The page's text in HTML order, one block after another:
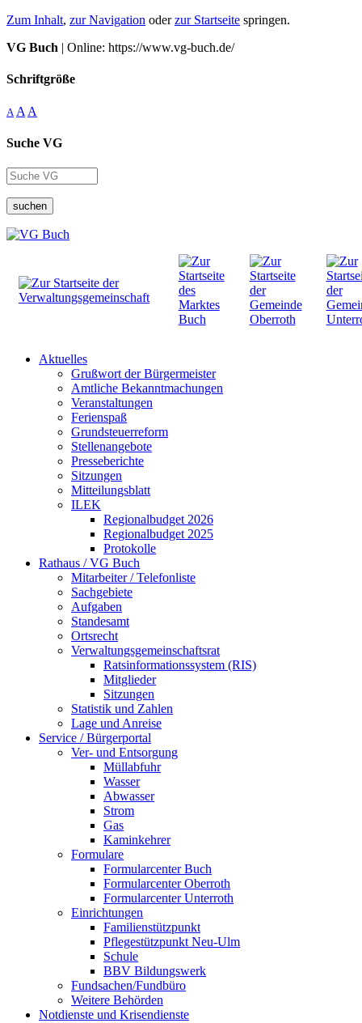
Zum Inhalt, zur Navigation oderzur Startseite springen.
VG Buch | Online: https://www.vg-buch.de/
Schriftgröße
A A A
Suche VG
suchen
Aktuelles
Grußwort der Bürgermeister
Amtliche Bekanntmachungen
Veranstaltungen
Ferienspaß
Grundsteuerreform
Stellenangebote
Presseberichte
Sitzungen
Mitteilungsblatt
ILEK
Regionalbudget 2026
Regionalbudget 2025
Protokolle
Rathaus / VG Buch
Mitarbeiter / Telefonliste
Sachgebiete
Aufgaben
Standesamt
Ortsrecht
Verwaltungsgemeinschaftsrat
Ratsinformationssystem (RIS)
Mitglieder
Sitzungen
Statistik und Zahlen
Lage und Anreise
Service / Bürgerportal
Ver- und Entsorgung
Müllabfuhr
Wasser
Abwasser
Strom
Gas
Kaminkehrer
Formulare
Formularcenter Buch
Formularcenter Oberroth
Formularcenter Unterroth
Einrichtungen
Familienstützpunkt
Pflegestützpunkt Neu-Ulm
Schule
BBV Bildungswerk
Fundsachen/Fundbüro
Weitere Behörden
Notdienste und Krisendienste